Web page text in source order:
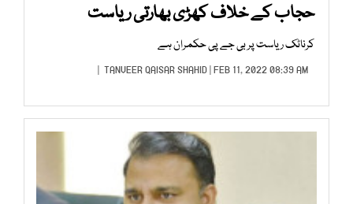
حجاب کے خلاف کھڑی بھارتی ریاست
کرناٹک ریاست پر بی جے پی حکمران ہے
TANVEER QAISAR SHAHID| FEB 11, 2022 08:39 AM |